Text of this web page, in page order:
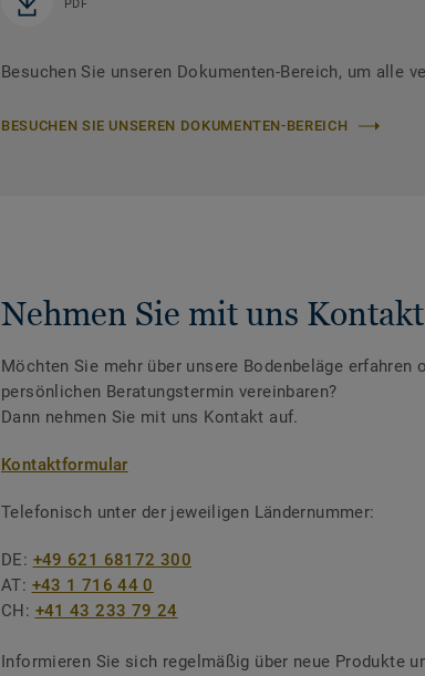
PDF
Besuchen Sie unseren Dokumenten-Bereich, um alle
BESUCHEN SIE UNSEREN DOKUMENTEN-BEREICH
Nehmen Sie mit uns
Möchten Sie mehr über unsere Bodenbeläge erfahren
persönlichen Beratungstermin vereinbaren?
Dann nehmen Sie mit uns Kontakt auf.
Kontaktformular
Telefonisch unter der jeweiligen Ländernummer:
DE: +49 621 68172 300
AT: +43 1 716 44 0
CH: +41 43 233 79 24
Informieren Sie sich regelmäßig über neue Produkte